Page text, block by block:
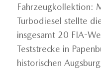
Fahrzeugkollektion:
Turbodiesel stellte
insgesamt 20 FIA-
Teststrecke in
historischen